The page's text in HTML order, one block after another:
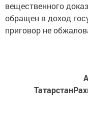
вещественного
обращен в доход
приговор не